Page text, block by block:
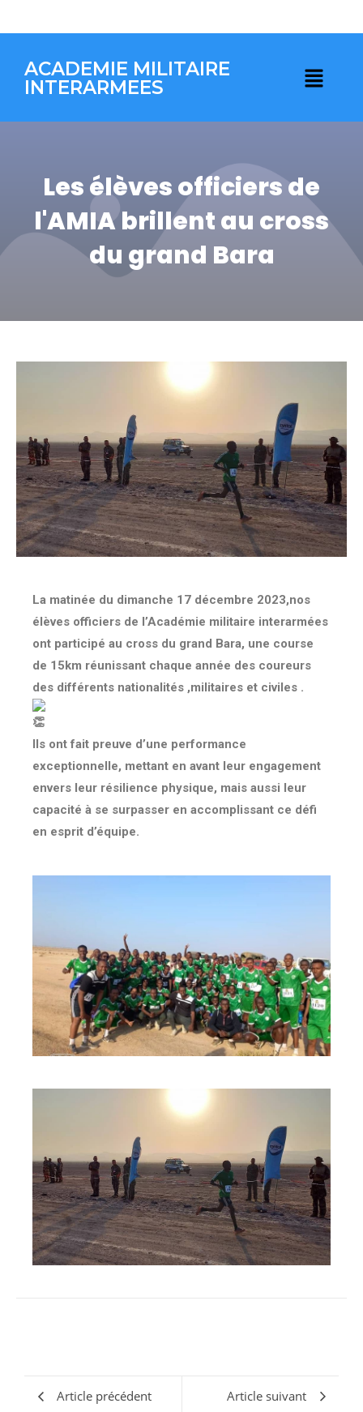
ACADEMIE MILITAIRE
INTERARMEES
Les élèves officiers de
l'AMIA brillent au cross
du grand Bara
La matinée du dimanche 17 décembre 2023,nos
élèves officiers de l’Académie militaire interarmées
ont participé au cross du grand Bara, une course
de 15km réunissant chaque année des coureurs
des différents nationalités ,militaires et civiles .
Ils ont fait preuve d’une performance
exceptionnelle, mettant en avant leur engagement
envers leur résilience physique, mais aussi leur
capacité à se surpasser en accomplissant ce défi
en esprit d’équipe.
Article précédent Article suivant